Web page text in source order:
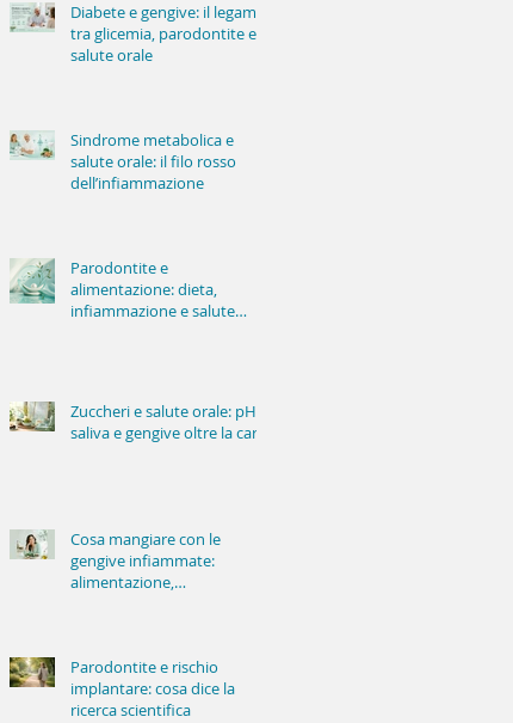
Diabete e gengive: il legame
tra glicemia, parodontite e
salute orale
Sindrome metabolica e
salute orale: il filo rosso
dell’infiammazione
Parodontite e
alimentazione: dieta,
infiammazione e salute
Zuccheri e salute orale: pH,
saliva e gengive oltre la carie
Cosa mangiare con le
gengive infiammate:
alimentazione,
Parodontite e rischio
implantare: cosa dice la
ricerca scientifica